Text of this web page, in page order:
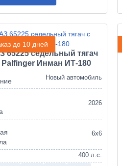
до 10 дней
65225 седельный тягач
Инман ИТ-180
Новый автомобиль
2026
6х6
400 л.с.